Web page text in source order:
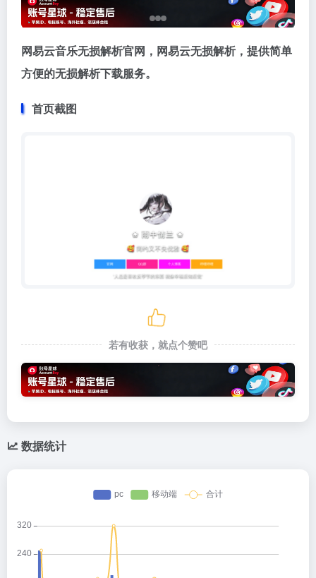
网易云音乐无损解析官网，网易云无损解析，提供简单
方便的无损解析下载服务。
首页截图
若有收获，就点个赞吧
数据统计